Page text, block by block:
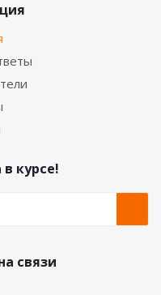
курсе!
связи